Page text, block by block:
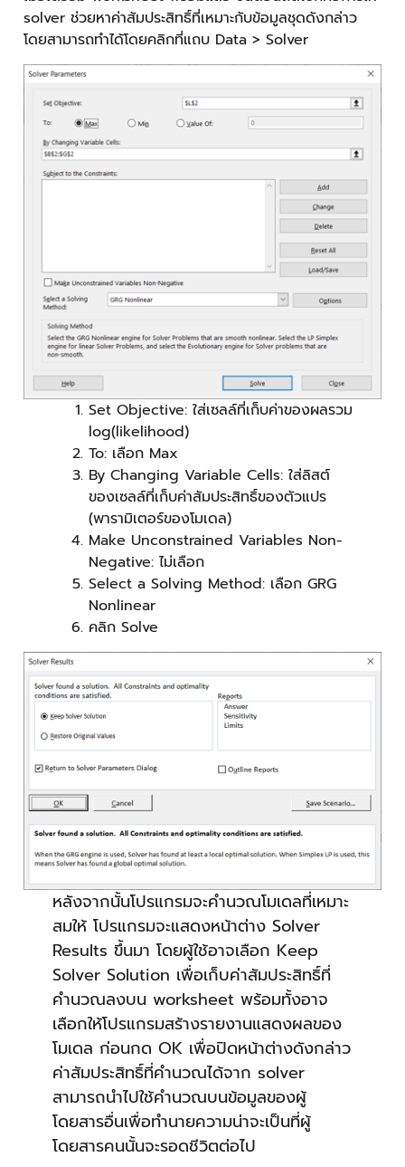
solver ช่วยหาค่าสัมประสิทธิ์ที่เหมาะกับข้อมูลชุดดังกล่าว
โดยสามารถทำได้โดยคลิกที่แถบ Data > Solver
Set Objective: ใส่เซลล์ที่เก็บค่าของผลรวม
log(likelihood)
To: เลือก Max
By Changing Variable Cells: ใส่ลิสต์
ของเซลล์ที่เก็บค่าสัมประสิทธิ์ของตัวแปร
(พารามิเตอร์ของโมเดล)
Make Unconstrained Variables Non-
Negative: ไม่เลือก
Select a Solving Method: เลือก GRG
Nonlinear
คลิก Solve
หลังจากนั้นโปรแกรมจะคำนวณโมเดลที่เหมาะ
สมให้ โปรแกรมจะแสดงหน้าต่าง Solver
Results ขึ้นมา โดยผู้ใช้อาจเลือก Keep
Solver Solution เพื่อเก็บค่าสัมประสิทธิ์ที่
คำนวณลงบน worksheet พร้อมทั้งอาจ
เลือกให้โปรแกรมสร้างรายงานแสดงผลของ
โมเดล ก่อนกด OK เพื่อปิดหน้าต่างดังกล่าว
ค่าสัมประสิทธิ์ที่คำนวณได้จาก solver
สามารถนำไปใช้คำนวณบนข้อมูลของผู้
โดยสารอื่นเพื่อทำนายความน่าจะเป็นที่ผู้
โดยสารคนนั้นจะรอดชีวิตต่อไป